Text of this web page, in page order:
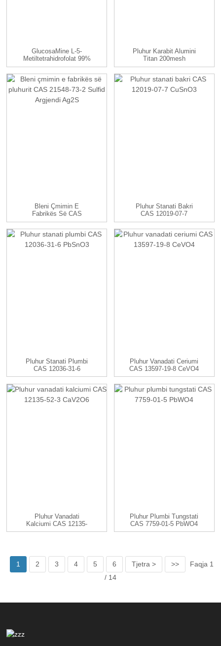
GlucosaMine L-5-
Metiltetrahidrofolat 99%
CAS ...
Pluhur Karabit Alumini
Titan 200mesh
Ti3alc2...
Bleni Çmimin E
Fabrikës Së CAS
21548-73-2 Silver
Sulfur...
Pluhur Stanati Bakri
CAS 12019-07-7
CuSnO3
Pluhur Stanati Plumbi
CAS 12036-31-6
PbSnO3
Pluhur Vanadati Ceriumi
CAS 13597-19-8 CeVO4
Pluhur Vanadati
Kalciumi CAS 12135-
52-3 CaV2O6
Pluhur Plumbi Tungstati
CAS 7759-01-5 PbWO4
1 2 3 4 5 6 Tjetra > >>
Faqja 1
/ 14